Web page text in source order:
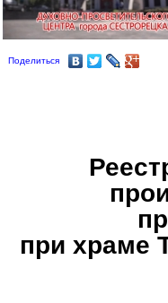
Поделиться
при храме